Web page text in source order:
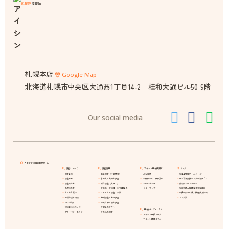
富良野探偵社
札幌本店 Google Map
北海道札幌市中央区大通西1丁目14-2 桂和大通ビル50 9階
Our social media
アイシン探偵富良野ホーム
調査について
調査事例
調査料金
調査報告書
お客様の声
よくある質問
探偵お悩み相談
10のお約束
探偵業法について
プライバシーポリシー
調査項目
浮気調査（行動調査）
家出人・失踪人調査
所在調査（人探し）
盗聴器・盗撮器・GPS器発見
ストーカー調査・対策
結婚調査・身上調査
企業信用・法人調査
弁護士の方々へ
その他の調査
アイシン探偵事務所
会社概要
札幌店へのご来店案内
お問い合わせ
サイトマップ
探偵ブログ・コラム
アイシン探偵ブログ
アイシン探偵コラム
リンク
北海道警察ホームページ
日本司法支援センター法テラス
裁判所ホームページ
札幌弁護士協同組合特約店会
配偶者からの暴力被害支援情報
リンク集